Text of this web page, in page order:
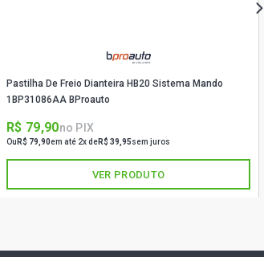
16V ZETEC FLEX
Pastilha De Freio Dianteira HB20 Sistema Mando
1BP31086AA BProauto
R$ 79,90no PIX
Ou R$ 79,90em até 2x deR$ 39,95sem juros
VER PRODUTO